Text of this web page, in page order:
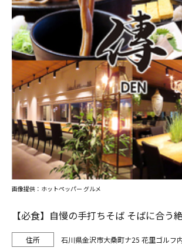
【必食】自慢の手打ちそば そばに合う
石川県金沢市大桑町ナ25 花里ゴルフ
画像提供：ホットペッパー グルメ